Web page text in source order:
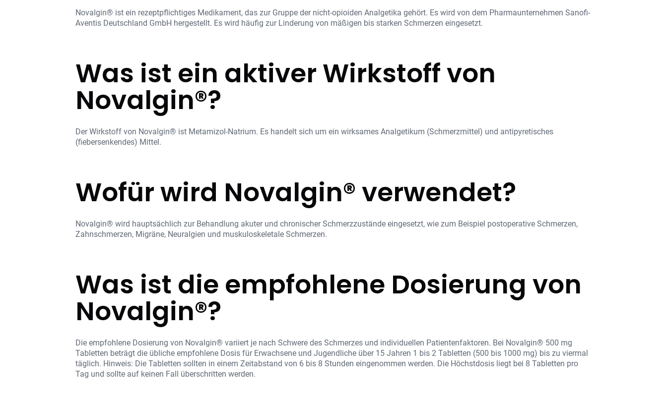
Novalgin® ist ein rezeptpflichtiges Medikament, das zur Gruppe der nicht-opioiden Analgetika gehört. Es wird von dem Pharmaunternehmen Sanofi-
Aventis Deutschland GmbH hergestellt. Es wird häufig zur Linderung von mäßigen bis starken Schmerzen eingesetzt.
Was ist ein aktiver Wirkstoff von
Novalgin®?
Der Wirkstoff von Novalgin® ist Metamizol-Natrium. Es handelt sich um ein wirksames Analgetikum (Schmerzmittel) und antipyretisches
(fiebersenkendes) Mittel.
Wofür wird Novalgin® verwendet?
Novalgin® wird hauptsächlich zur Behandlung akuter und chronischer Schmerzzustände eingesetzt, wie zum Beispiel postoperative Schmerzen,
Zahnschmerzen, Migräne, Neuralgien und muskuloskeletale Schmerzen.
Was ist die empfohlene Dosierung von
Novalgin®?
Die empfohlene Dosierung von Novalgin® variiert je nach Schwere des Schmerzes und individuellen Patientenfaktoren. Bei Novalgin® 500 mg
Tabletten beträgt die übliche empfohlene Dosis für Erwachsene und Jugendliche über 15 Jahren 1 bis 2 Tabletten (500 bis 1000 mg) bis zu viermal
täglich. Hinweis: Die Tabletten sollten in einem Zeitabstand von 6 bis 8 Stunden eingenommen werden. Die Höchstdosis liegt bei 8 Tabletten pro
Tag und sollte auf keinen Fall überschritten werden.